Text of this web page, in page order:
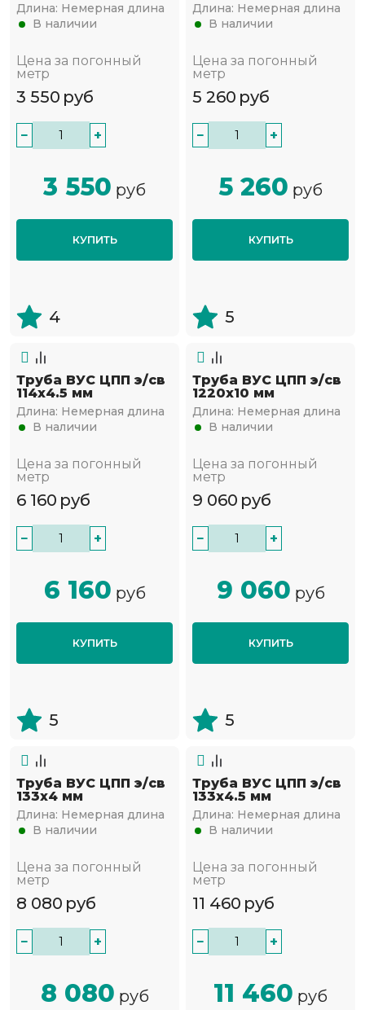
Длина: Немерная длина
В наличии
Цена за погонный
метр
3 550 руб
− +
3 550 руб
КУПИТЬ
4
Длина: Немерная длина
В наличии
Цена за погонный
метр
5 260 руб
− +
5 260 руб
КУПИТЬ
5
Труба ВУС ЦПП э/св
114х4.5 мм
Длина: Немерная длина
В наличии
Цена за погонный
метр
6 160 руб
− +
6 160 руб
КУПИТЬ
5
Труба ВУС ЦПП э/св
1220х10 мм
Длина: Немерная длина
В наличии
Цена за погонный
метр
9 060 руб
− +
9 060 руб
КУПИТЬ
5
Труба ВУС ЦПП э/св
133х4 мм
Длина: Немерная длина
В наличии
Цена за погонный
метр
8 080 руб
− +
8 080 руб
Труба ВУС ЦПП э/св
133х4.5 мм
Длина: Немерная длина
В наличии
Цена за погонный
метр
11 460 руб
− +
11 460 руб